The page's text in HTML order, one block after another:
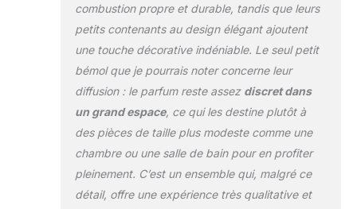
【Cire de soja 100 % naturelle 】:
les bougie parfumées sont fabriquées
à partir de cire de soja naturelle, de
mèches de coton sans plomb et
d'huiles essentielles. Brûle sans
fumée noire, plus propre et plus
durable. Sûr et sain, sans colorants
artificiels, sans danger pour le corps
humain et les animaux domestiques,
respectueux de l'environnement.
【Ensemble de bougies en cire de
soja longue durée】: chaque cadeau
combustion propre et durable, tandis que leurs
petits contenants au design élégant ajoutent
une touche décorative indéniable. Le seul petit
bémol que je pourrais noter concerne leur
diffusion : le parfum reste assez discret dans
un grand espace, ce qui les destine plutôt à
des pièces de taille plus modeste comme une
chambre ou une salle de bain pour en profiter
pleinement. C’est un ensemble qui, malgré ce
détail, offre une expérience très qualitative et